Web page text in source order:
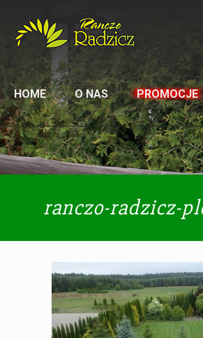
HOME O NAS PROMOCJE
ranczo-radzicz-